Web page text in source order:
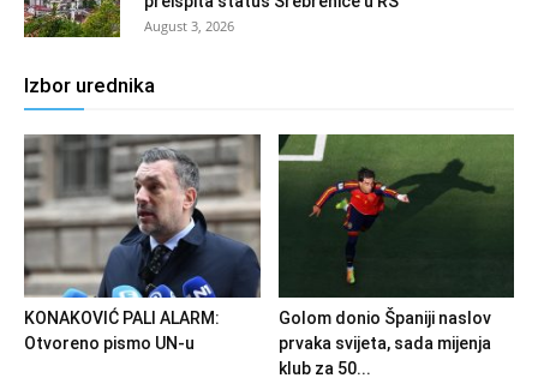
August 3, 2026
Izbor urednika
KONAKOVIĆ PALI ALARM:
Otvoreno pismo UN-u
Golom donio Španiji naslov
prvaka svijeta, sada mijenja
klub za 50...